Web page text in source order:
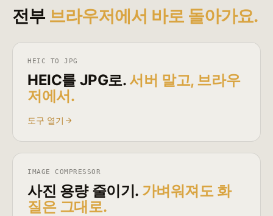
전부 브라우저에서 바로 돌아가요.
HEIC TO JPG
HEIC를 JPG로. 서버 말고, 브라우
저에서.
도구 열기
IMAGE COMPRESSOR
사진 용량 줄이기. 가벼워져도 화
질은 그대로.